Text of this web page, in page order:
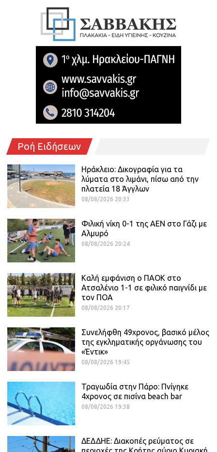
Ροή Ειδήσεων
Ηράκλειο: Δικογραφία για τα
λύματα στο λιμάνι, πίσω από την
πλατεία 18 Άγγλων
08/08/2026 20:33
Φιλική νίκη 0-1 της ΑΕΝ στο Γάζι με
Αλμυρό
08/08/2026 20:24
Καλή εμφάνιση ο ΠΑΟΚ στο
Ατσαλένιο 1-1 σε φιλικό παιγνίδι με
τον ΠΟΑ
08/08/2026 20:17
Συνελήφθη 49χρονος, βασικό μέλος
της εγκληματικής οργάνωσης του
«Έντικ»
08/08/2026 19:45
Τραγωδία στην Πάρο: Πνίγηκε
4χρονος σε πισίνα beach bar
08/08/2026 19:38
ΔΕΔΔΗΕ: Διακοπές ρεύματος σε